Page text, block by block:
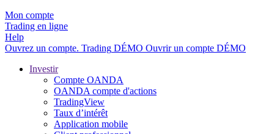
Mon compte
Trading en ligne
Help
Ouvrez un compte. Trading DÉMO Ouvrir un compte DÉMO
Investir
Compte OANDA
OANDA compte d'actions
TradingView
Taux d’intérêt
Application mobile